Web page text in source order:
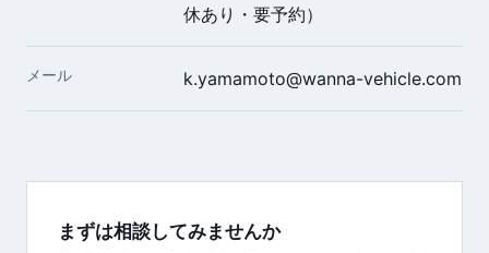
休あり・要予約）
メール k.yamamoto@wanna-vehicle.com
まずは相談してみませんか